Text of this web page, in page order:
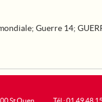
; Guerre 14;